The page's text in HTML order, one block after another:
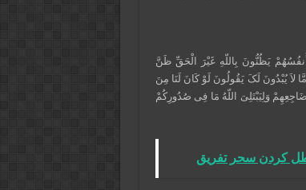
یَظُنُّونَ بِاللّهِ غَیْرَ الْحَقِّ ظَنَّ
لاَ یُبْدُونَ لَکَ یَقُولُونَ لَوْ کَانَ لَنَا مِنَ
وَلِیَبْتَلِیَ اللّهُ مَا فِی صُدُورِکُمْ
کردن سحر تفریق